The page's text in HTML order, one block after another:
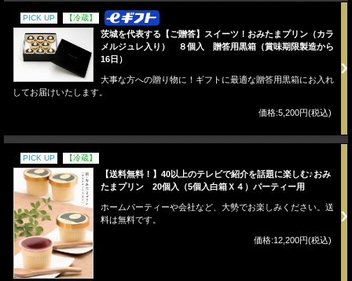
PICK UP 【冷蔵】
茨城を代表する【ご贈答】スイーツ！おみたまプリン（カラ
メルジュレ入り） ８個入 贈答用黒箱（賞味期限製造から
16日）
大事な方への贈り物に！ギフトに最適な贈答用黒箱にお入れ
してお届けいたします。
価格:5,200円(税込)
PICK UP 【冷蔵】
【送料無料！】40以上のテレビで紹介を話題に楽しむ♪おみ
たまプリン 20個入（5個入白箱Ｘ４）パーティー用
ホームパーティーや会社など、大勢でお楽しみください。送
料は無料です。
価格:12,200円(税込)